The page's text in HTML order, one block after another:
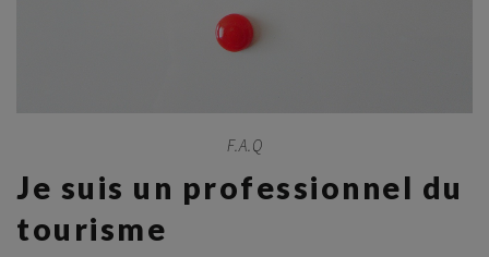
F.A.Q
Je suis un professionnel du
tourisme